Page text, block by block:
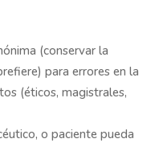
(conservar la
para errores en la
(éticos, magistrales,
o paciente pueda